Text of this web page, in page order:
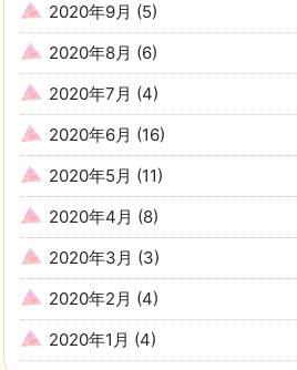
2020年9月 (5)
2020年8月 (6)
2020年7月 (4)
2020年6月 (16)
2020年5月 (11)
2020年4月 (8)
2020年3月 (3)
2020年2月 (4)
2020年1月 (4)